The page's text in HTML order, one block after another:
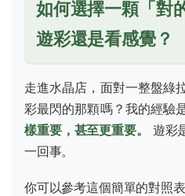
如何選擇一顆「對
遊彩還是看感覺？
走進水晶店，面對一整盤綠
彩最閃的那顆嗎？我的經驗
樣重要，甚至更重要。
遊彩
一回事。
你可以參考這個簡單的對照